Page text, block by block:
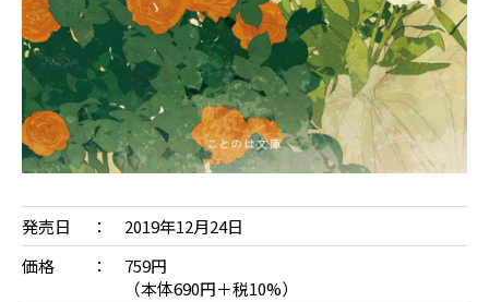
発売日
2019年12月24日
価格
759円
（本体690円＋税10%）